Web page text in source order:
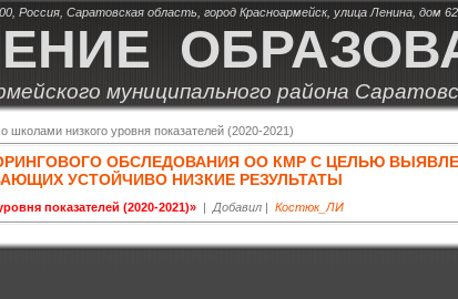
Россия, Саратовская область, город Красноармейск, улица Ленина, дом
муниципального района
школами низкого уровня показателей (2020-2021)
ОБСЛЕДОВАНИЯ ОО КМР С ЦЕЛЬЮ
УСТОЙЧИВО НИЗКИЕ РЕЗУЛЬТАТЫ
показателей (2020-2021)» | Добавил | Костюк_ЛИ